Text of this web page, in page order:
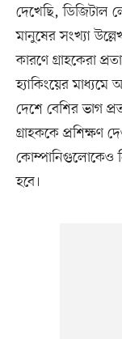
দেখেছি, ডিজিটাল
মানুষের সংখ্যা
কারণে গ্রাহকেরা
হ্যাকিংয়ের
দেশে বেশির ভাগ
গ্রাহককে প্রশিক্ষণ
কোম্পানিগুলোকেও
হবে।